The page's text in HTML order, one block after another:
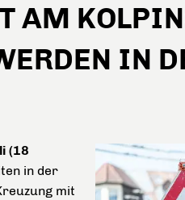
AM
IN
(18
in der
mit